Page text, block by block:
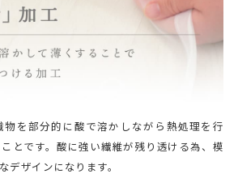
物を部分的に酸で溶かしながら熱処理を行
とです。酸に強い繊維が残り透ける為、模
デザインになります。